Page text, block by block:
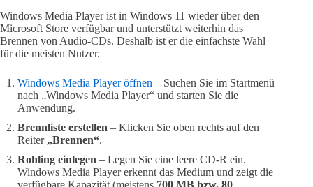
Windows Media Player ist in Windows 11 wieder über den
Microsoft Store verfügbar und unterstützt weiterhin das
Brennen von Audio-CDs. Deshalb ist er die einfachste Wahl
für die meisten Nutzer.
Windows Media Player öffnen – Suchen Sie im Startmenü
nach „Windows Media Player“ und starten Sie die
Anwendung.
Brennliste erstellen – Klicken Sie oben rechts auf den
Reiter „Brennen“.
Rohling einlegen – Legen Sie eine leere CD-R ein.
Windows Media Player erkennt das Medium und zeigt die